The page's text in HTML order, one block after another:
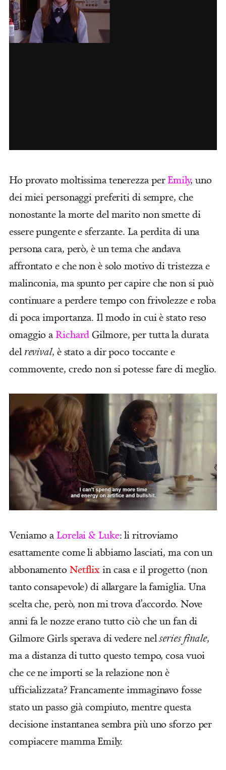
Ho provato moltissima tenerezza perEmily, uno
dei miei personaggi preferiti di sempre, che
nonostante la morte del marito non smette di
essere pungente e sferzante. La perdita di una
persona cara, però, è un tema che andava
affrontato e che non è solo motivo di tristezza e
malinconia, ma spunto per capire che non si può
continuare a perdere tempo con frivolezze e roba
di poca importanza. Il modo in cui è stato reso
omaggio a RichardGilmore, per tutta la durata
del revival, è stato a dir poco toccante e
commovente, credo non si potesse fare di meglio.
Veniamo a Lorelai & Luke: li ritroviamo
esattamente come li abbiamo lasciati, ma con un
abbonamento Netflixin casa e il progetto (non
tanto consapevole) di allargare la famiglia. Una
scelta che, però, non mi trova d’accordo. Nove
anni fa le nozze erano tutto ciò che un fan di
Gilmore Girls sperava di vedere nelseries finale,
ma a distanza di tutto questo tempo, cosa vuoi
che ce ne importi se la relazione non è
ufficializzata? Francamente immaginavo fosse
stato un passo già compiuto, mentre questa
decisione instantanea sembra più uno sforzo per
compiacere mamma Emily.